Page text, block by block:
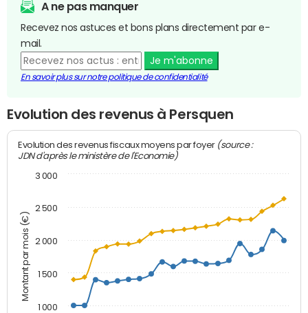
A ne pas manquer
Recevez nos astuces et bons plans directement par e-
mail.
Je m'abonne
En savoir plus sur notre politique de confidentialité
Evolution des revenus à Persquen
Montant par mois (€)
Evolution des revenus fiscaux moyens par foyer (source :
JDN d'après le ministère de l'Economie)
1 000
1 500
2 000
2 500
3 000